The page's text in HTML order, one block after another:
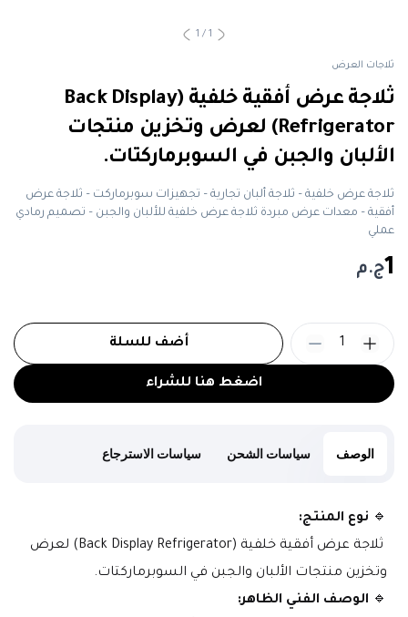
1
/
1
ثلاجات العرض
ثلاجة عرض أفقية خلفية (Back Display
Refrigerator) لعرض وتخزين منتجات
الألبان والجبن في السوبرماركتات.
ثلاجة عرض خلفية – ثلاجة ألبان تجارية – تجهيزات سوبرماركت – ثلاجة عرض
أفقية – معدات عرض مبردة ثلاجة عرض خلفية للألبان والجبن – تصميم رمادي
عملي
1ج.م
اضغط هنا للشراء
أضف للسلة 1
الوصف سياسات الشحن سياسات الاسترجاع
🔹 نوع المنتج:
وتخزين منتجات الألبان والجبن في السوبرماركتات.
🔹 الوصف الفني الظاهر: